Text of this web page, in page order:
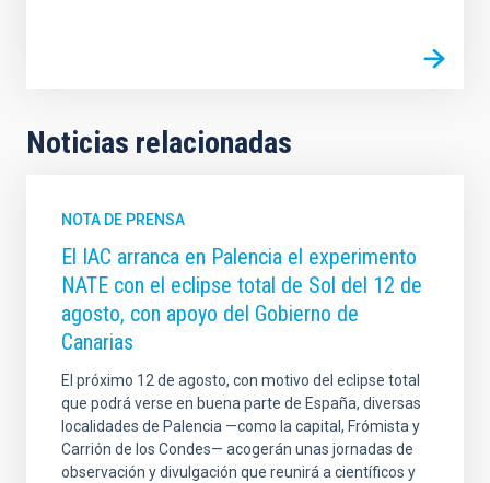
Noticias relacionadas
NOTA DE PRENSA
El IAC arranca en Palencia el experimento
NATE con el eclipse total de Sol del 12 de
agosto, con apoyo del Gobierno de
Canarias
El próximo 12 de agosto, con motivo del eclipse total
que podrá verse en buena parte de España, diversas
localidades de Palencia —como la capital, Frómista y
Carrión de los Condes— acogerán unas jornadas de
observación y divulgación que reunirá a científicos y